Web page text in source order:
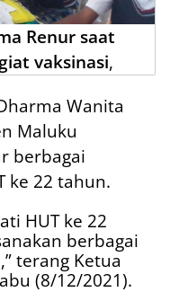
Renur saat
vaksinasi,
Wanita
Maluku
berbagai
ke 22 tahun.
HUT ke 22
berbagai
terang Ketua
(8/12/2021).